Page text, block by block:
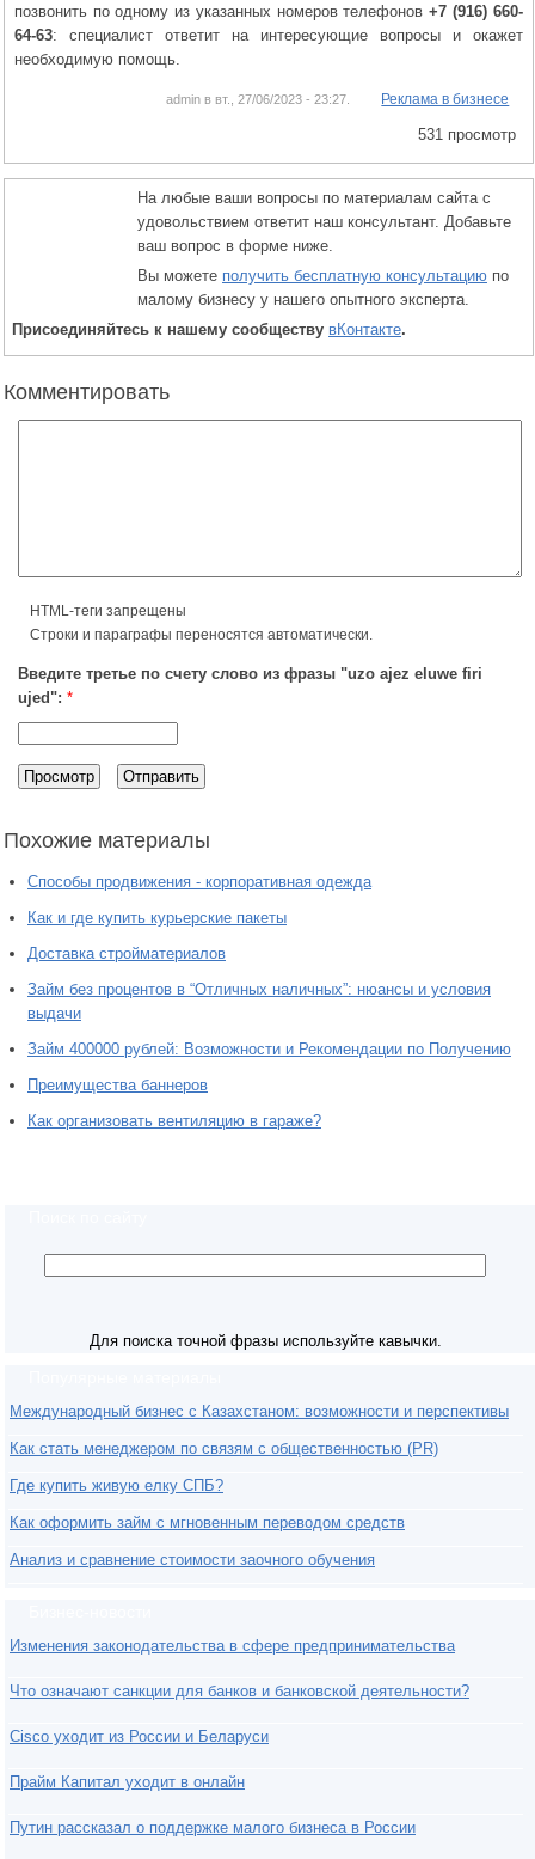
позвонить по одному из указанных номеров телефонов+7 (916) 660-
64-63: специалист ответит на интересующие вопросы и окажет
необходимую помощь.
admin в вт., 27/06/2023 - 23:27. Реклама в бизнесе
531 просмотр
На любые ваши вопросы по материалам сайта с
удовольствием ответит наш консультант. Добавьте
ваш вопрос в форме ниже.
Вы можете получить бесплатную консультацию по
малому бизнесу у нашего опытного эксперта.
Присоединяйтесь к нашему сообществу вКонтакте.
Комментировать
HTML-теги запрещены
Строки и параграфы переносятся автоматически.
Введите третье по счету слово из фразы "uzo ajez eluwe firi
ujed": *
Похожие материалы
Способы продвижения - корпоративная одежда
Как и где купить курьерские пакеты
Доставка стройматериалов
Займ без процентов в “Отличных наличных”: нюансы и условия
выдачи
Займ 400000 рублей: Возможности и Рекомендации по Получению
Преимущества баннеров
Как организовать вентиляцию в гараже?
Для поиска точной фразы используйте кавычки.
Международный бизнес с Казахстаном: возможности и перспективы
Как стать менеджером по связям с общественностью (PR)
Где купить живую елку СПБ?
Как оформить займ с мгновенным переводом средств
Анализ и сравнение стоимости заочного обучения
Изменения законодательства в сфере предпринимательства
Что означают санкции для банков и банковской деятельности?
Cisco уходит из России и Беларуси
Прайм Капитал уходит в онлайн
Путин рассказал о поддержке малого бизнеса в России